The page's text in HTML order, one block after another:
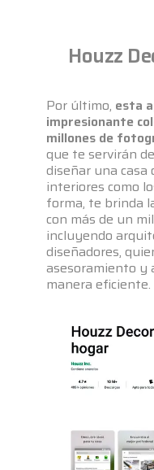
Houzz
Por último, esta
impresionante
millones de
que te servirán
diseñar una
interiores como
forma, te brinda
con más de un
incluyendo
diseñadores,
asesoramiento y
manera eficiente.